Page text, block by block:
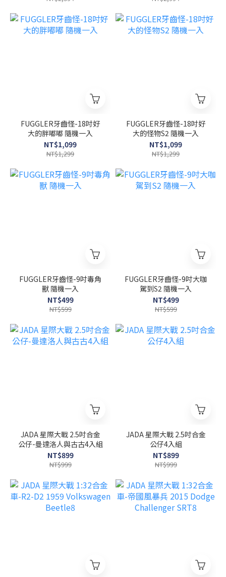
FUGGLER牙齒怪-18吋好
大的胖嘟嘟 隨機一入
NT$1,099
NT$1,299
FUGGLER牙齒怪-18吋好
大的怪物S2 隨機一入
NT$1,099
NT$1,299
FUGGLER牙齒怪-9吋毒角
獸 隨機一入
NT$499
NT$599
FUGGLER牙齒怪-9吋大咖
駕到S2 隨機一入
NT$499
NT$599
JADA 星際大戰 2.5吋合金
公仔-曼達洛人與古古4入組
NT$899
NT$999
JADA 星際大戰 2.5吋合金
公仔4入組
NT$899
NT$999